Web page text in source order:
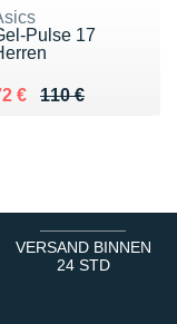
Pulse 17
110 €
lieu de 110 €
€ 72 €
VERSAND BINNEN
24 STD